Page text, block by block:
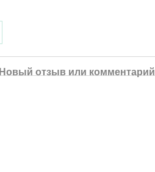
Новый отзыв или комментарий